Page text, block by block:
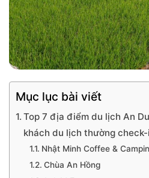
Mục lục bài viết
Top 7 địa điểm du lịch An
khách du lịch thường
Nhật Minh Coffee &
Chùa An Hồng